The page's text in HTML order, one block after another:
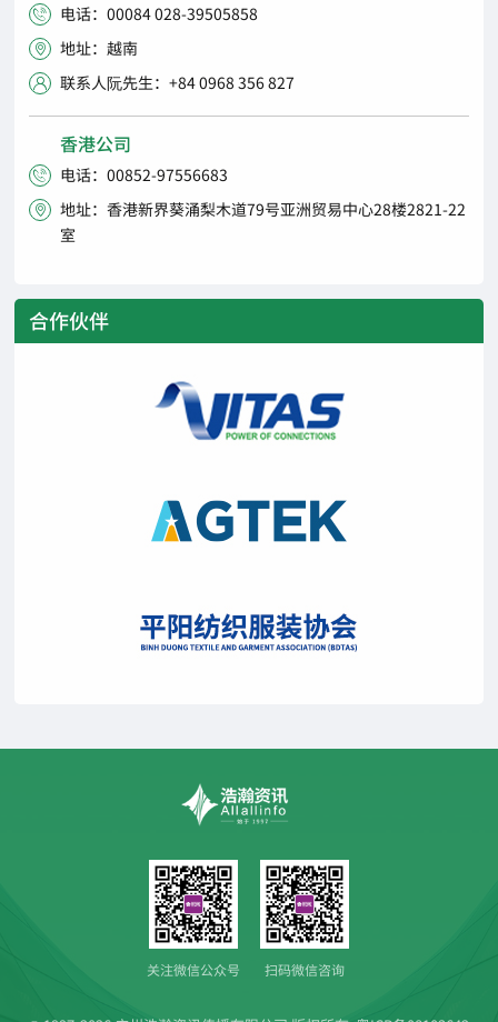
 电话：00084 028-39505858
 地址：越南
 联系人阮先生：+84 0968 356 827
香港公司
 电话：00852-97556683

地址：香港新界葵涌梨木道79号亚洲贸易中心28楼2821-22
室
合作伙伴
关注微信公众号 扫码微信咨询